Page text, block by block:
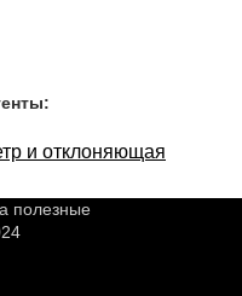
и отклоняющая
полезные